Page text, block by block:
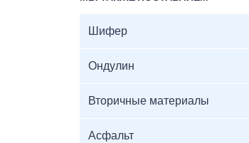
Шифер
Ондулин
Вторичные материалы
Асфальт